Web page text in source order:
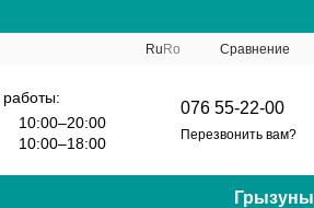
Ru Ro Сравнение
10:00–20:00
10:00–18:00
076 55-22-00
Перезвонить вам?
Грызуны